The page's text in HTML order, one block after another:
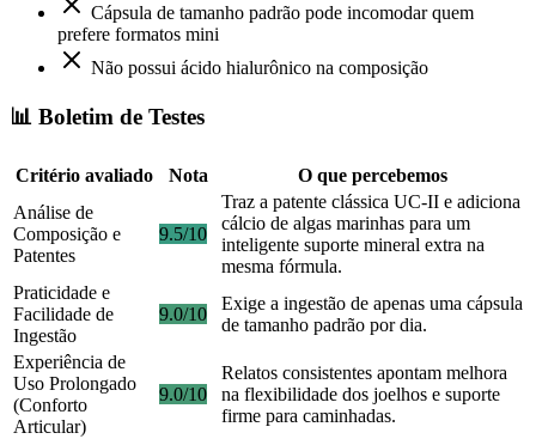
Cápsula de tamanho padrão pode incomodar quem
prefere formatos mini
Não possui ácido hialurônico na composição
📊 Boletim de Testes
Critério avaliado Nota
O que percebemos
Análise de
Composição e
Patentes
9.5/10
Traz a patente clássica UC-II e adiciona
cálcio de algas marinhas para um
inteligente suporte mineral extra na
mesma fórmula.
Praticidade e
Facilidade de
Ingestão
9.0/10
Exige a ingestão de apenas uma cápsula
de tamanho padrão por dia.
Experiência de
Uso Prolongado
(Conforto
Articular)
9.0/10
Relatos consistentes apontam melhora
na flexibilidade dos joelhos e suporte
firme para caminhadas.